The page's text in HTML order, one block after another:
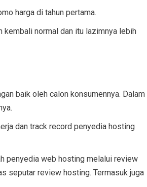
harga di tahun pertama.
kembali normal dan itu lazimnya lebih
baik oleh calon konsumennya. Dalam
dan track record penyedia hosting
penyedia web hosting melalui review
seputar review hosting. Termasuk juga